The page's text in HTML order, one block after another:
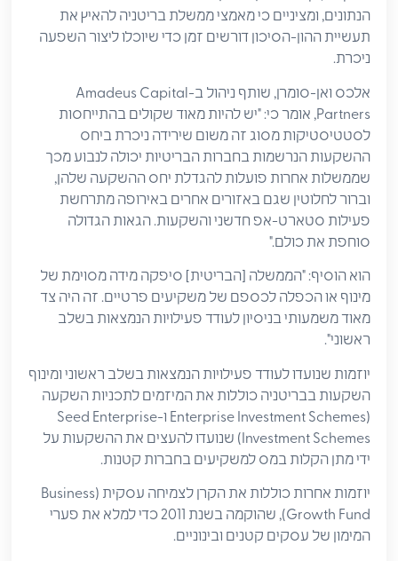
הנתונים, ומציניים כי מאמצי ממשלת בריטניה להאיץ את
תעשיית ההון-הסיכון דורשים זמן כדי שיוכלו ליצור השפעה
ניכרת.
אלכס ואן-סומרן, שותף ניהול ב-Amadeus Capital
Partners, אומר כי: "יש להיות מאוד שקולים בהתייחסות
לסטטיסטיקות מסוג זה משום שירידה ניכרת ביחס
ההשקעות הנרשמות בחברות הבריטיות יכולה לנבוע מכך
שממשלות אחרות פועלות להגדלת יחס ההשקעה שלהן,
וברור לחלוטין שגם באזורים אחרים באירופה מתרחשת
פעילות סטארט-אפ חדשני והשקעות. הגאות הגדולה
סוחפת את כולם."
הוא הוסיף: "הממשלה [הבריטית] סיפקה מידה מסוימת של
מינוף או הכפלה לכספם של משקיעים פרטיים. זה היה צד
מאוד משמעותי בניסיון לעודד פעילויות הנמצאות בשלב
ראשוני".
יוזמות שנועדו לעודד פעילויות הנמצאות בשלב ראשוני ומינוף
השקעות בבריטניה כוללות את המיזמים לתכניות השקעה
(Enterprise Investment Schemes ו-Seed Enterprise
Investment Schemes) שנועדו להעצים את ההשקעות על
ידי מתן הקלות במס למשקיעים בחברות קטנות.
יוזמות אחרות כוללות את הקרן לצמיחה עסקית (Business
Growth Fund), שהוקמה בשנת 2011 כדי למלא את פערי
המימון של עסקים קטנים ובינוניים.